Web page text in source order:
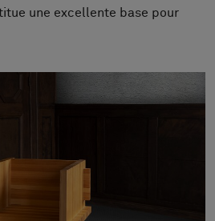
une excellente base pour